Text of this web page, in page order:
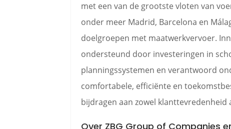
met een van de grootste vloten van
onder meer Madrid, Barcelona en
doelgroepen met maatwerkvervoer.
ondersteund door investeringen in
planningssystemen en verantwoord
comfortabele, efficiënte en
bijdragen aan zowel
Over ZBG Group of Companies